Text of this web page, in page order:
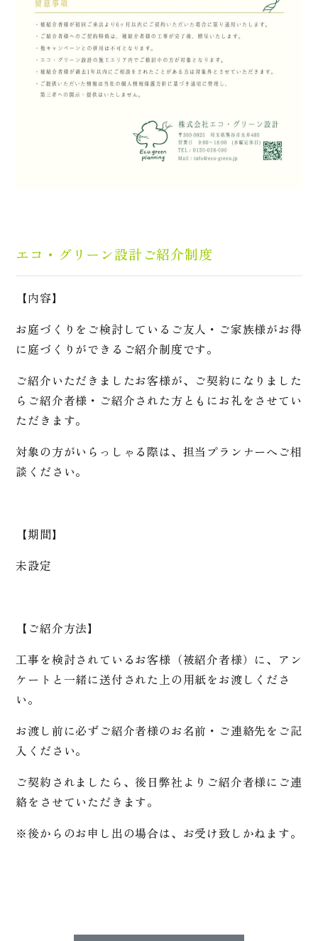
エコ・グリーン設計ご紹介制度
【内容】
お庭づくりをご検討している ご友人・ご家族様がお得
に庭づくりができるご紹介制度です。
ご紹介いただきましたお客様が、ご契約になりました
らご紹介者様・ご紹介された方ともにお礼をさせてい
ただきます。
対象の方がいらっしゃる際は、担当プランナーへご相
談ください。
【期間】
未設定
【ご紹介方法】
工事を検討されているお客様（被紹介者様）に、アン
ケートと一緒に送付された上の用紙をお渡しくださ
い。
お渡し前に必ずご紹介者様のお名前・ご連絡先をご記
入ください。
ご契約されましたら、後日弊社よりご紹介者様にご連
絡をさせていただきます。
※後からのお申し出の場合は、お受け致しかねます。